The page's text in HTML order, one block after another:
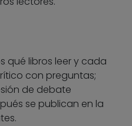
qué libros leer y cada
con preguntas;
de debate
se publican en la